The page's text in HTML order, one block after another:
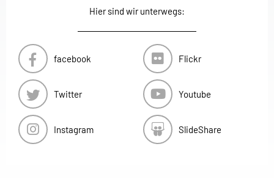
Hier sind wir unterwegs:
facebook
Twitter
Instagram
Flickr
Youtube
SlideShare